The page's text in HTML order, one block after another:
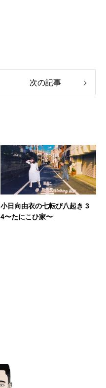
次の記事
小日向由衣の七転び八起き 3
4〜たにこひ家〜